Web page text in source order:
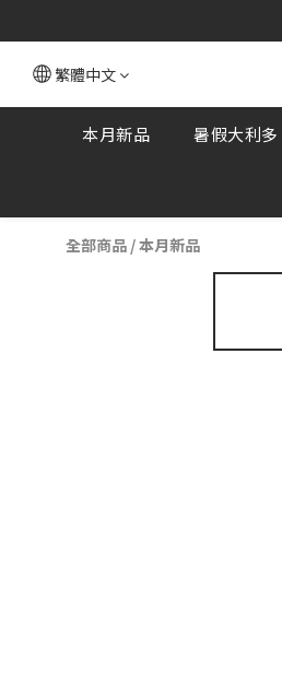
繁體中文
本月新品 暑假大利
全部商品 /本月新品